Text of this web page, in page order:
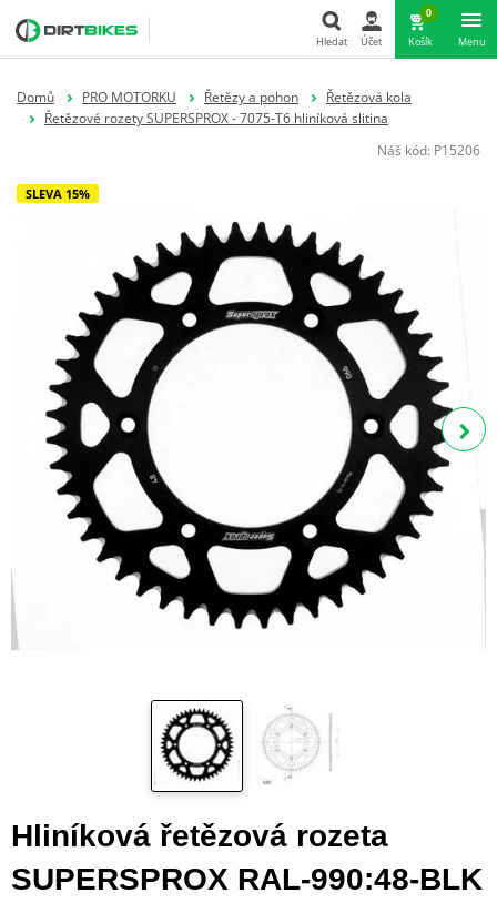
Hledat Účet
0
Košík Menu
Domů PRO MOTORKU Řetězy a pohon
Řetězová kola
Řetězové rozety SUPERSPROX - 7075-T6 hliníková slitina
Náš kód: P15206
SLEVA 15%
Hliníková řetězová rozeta
SUPERSPROX RAL-990:48-BLK